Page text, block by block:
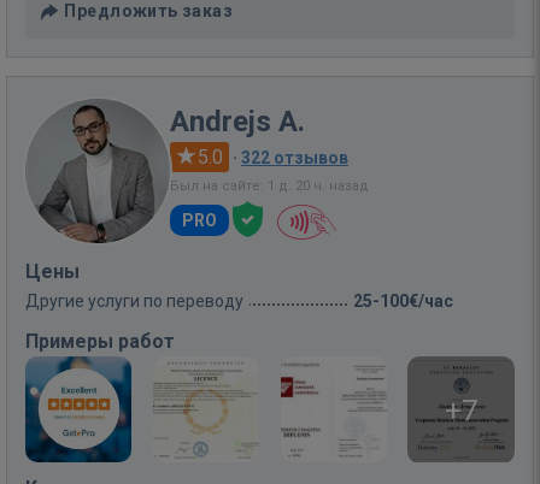
Предложить заказ
Andrejs A.
5.0 · 322 отзывов
Был на сайте: 1 д. 20 ч. назад
PRO
Цены
Другие услуги по переводу 25-100€/час
Примеры работ
+7